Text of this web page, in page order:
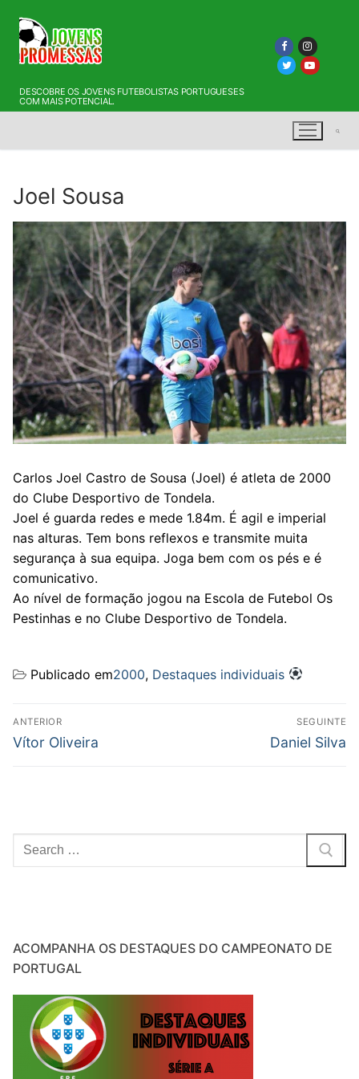
para
conteúdo
DESCOBRE OS JOVENS FUTEBOLISTAS PORTUGUESES
COM MAIS POTENCIAL.
Joel Sousa
Carlos Joel Castro de Sousa (Joel) é atleta de 2000
do Clube Desportivo de Tondela.
Joel é guarda redes e mede 1.84m. É agil e imperial
nas alturas. Tem bons reflexos e transmite muita
segurança à sua equipa. Joga bem com os pés e é
comunicativo.
Ao nível de formação jogou na Escola de Futebol Os
Pestinhas e no Clube Desportivo de Tondela.
Publicado em2000, Destaques individuais
Navegação
de
ANTERIOR
Previous
Vítor Oliveira
SEGUINTE
Next
Daniel Silva
Pesquisar
por:
ACOMPANHA OS DESTAQUES DO CAMPEONATO DE
PORTUGAL